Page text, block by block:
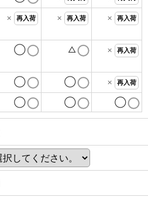
× 再入荷 × 再入荷 × 再入荷
◯ △ × 再入荷
◯ ◯ × 再入荷
◯ ◯ ◯